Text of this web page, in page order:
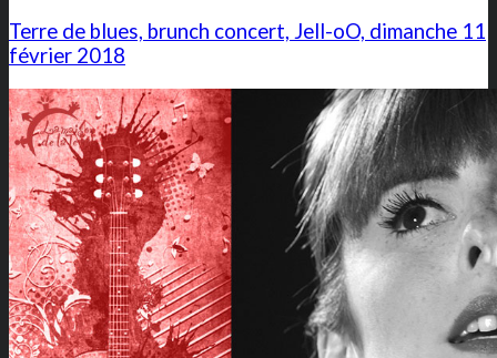
Terre de blues, brunch concert, Jell-oO, dimanche 11
février 2018